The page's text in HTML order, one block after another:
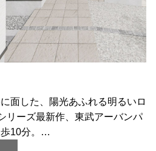
面した、陽光あふれる明るいロ
リーズ最新作、東武アーバンパ
歩10分。…